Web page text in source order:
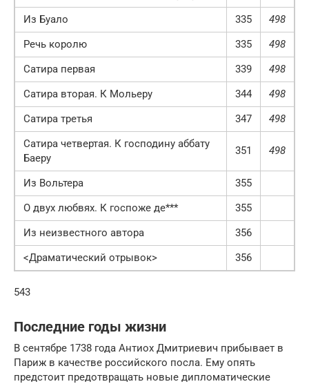
Из Буало
335
498
Речь королю
335
498
Сатира первая
339
498
Сатира вторая. К Мольеру
344
498
Сатира третья
347
498
Сатира четвертая. К господину аббату
Баеру
351 498
Из Вольтера
355
О двух любвях. К госпоже де***
355
Из неизвестного автора
356
<Драматический отрывок>
356
543
Последние годы жизни
В сентябре 1738 года Антиох Дмитриевич прибывает в
Париж в качестве российского посла. Ему опять
предстоит предотвращать новые дипломатические